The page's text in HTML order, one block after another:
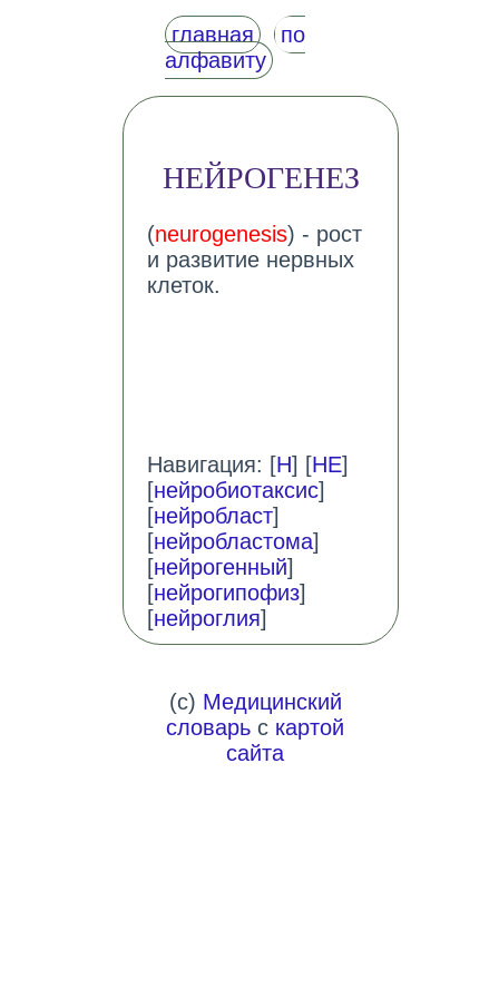
главная
по
алфавиту
НЕЙРОГЕНЕЗ
(neurogenesis) - рост
и развитие нервных
клеток.
Навигация: [Н] [НЕ]
[нейробиотаксис]
[нейробласт]
[нейробластома]
[нейрогенный]
[нейрогипофиз]
[нейроглия]
(c) Медицинский
словарь с картой
сайта